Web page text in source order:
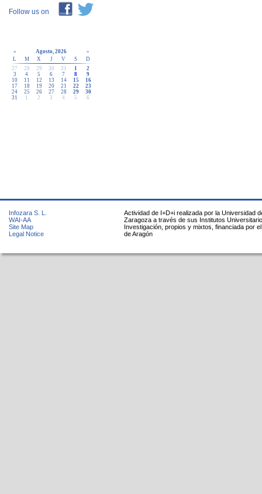
Follow us on
« Agosto, 2026
»
L
M X J V S
D
27
28 29 30 31 1
2
3
4 5 6 7 8
9
10
11 12 13 14 15
16
17
18 19 20 21 22
23
24
25 26 27 28 29
30
31
1 2 3 4 5 6
Infozara S. L.
WAI-AA
Site Map
Legal Notice
Actividad de I+D+i realizada por la Universidad
Zaragoza a través de sus Institutos
Investigación, propios y mixtos, financiada por
de Aragón